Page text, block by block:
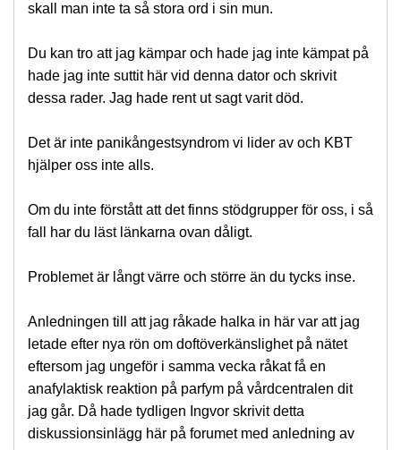
skall man inte ta så stora ord i sin mun.
Du kan tro att jag kämpar och hade jag inte kämpat på
hade jag inte suttit här vid denna dator och skrivit
dessa rader. Jag hade rent ut sagt varit död.
Det är inte panikångestsyndrom vi lider av och KBT
hjälper oss inte alls.
Om du inte förstått att det finns stödgrupper för oss, i så
fall har du läst länkarna ovan dåligt.
Problemet är långt värre och större än du tycks inse.
Anledningen till att jag råkade halka in här var att jag
letade efter nya rön om doftöverkänslighet på nätet
eftersom jag ungeför i samma vecka råkat få en
anafylaktisk reaktion på parfym på vårdcentralen dit
jag går. Då hade tydligen Ingvor skrivit detta
diskussionsinlägg här på forumet med anledning av